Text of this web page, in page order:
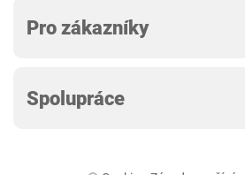
Pro zákazníky
Spolupráce